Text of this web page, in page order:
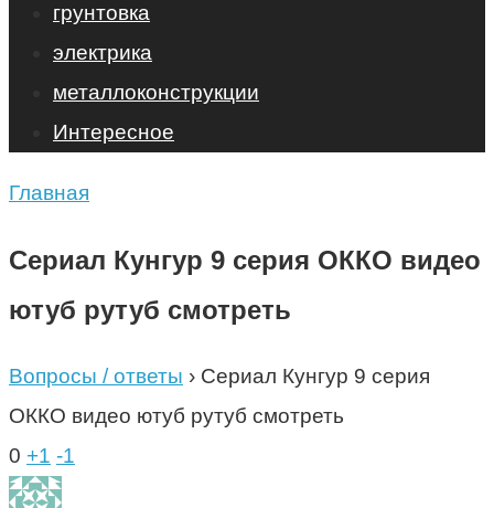
грунтовка
электрика
металлоконструкции
Интересное
Главная
Сериал Кунгур 9 серия ОККО видео
ютуб рутуб смотреть
Вопросы / ответы › Сериал Кунгур 9 серия
ОККО видео ютуб рутуб смотреть
0 +1 -1